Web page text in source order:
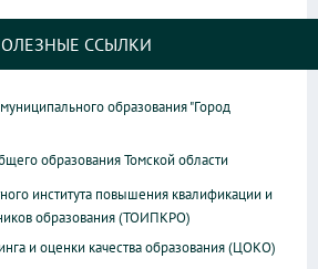
ССЫЛКИ
образования "Город
образования Томской области
института повышения квалификации и
образования (ТОИПКРО)
и оценки качества образования (ЦОКО)